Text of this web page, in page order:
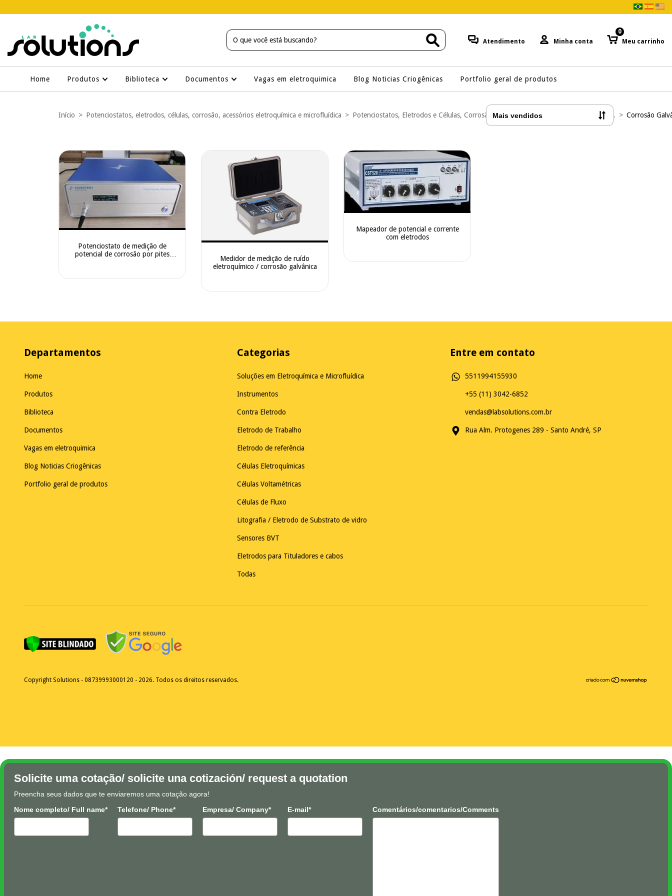
Atendimento Minha conta Meu carrinho
0
Home Produtos Biblioteca Documentos Vagas em eletroquimica Blog Noticias Criogênicas Portfolio geral de produtos
Início > Potenciostatos, eletrodos, células, corrosão, acessórios eletroquímica e microfluídica > Potenciostatos, Eletrodos e Células, Corrosão e Microfluídica > Corrosão H2S, CO2... > Corrosão
Potenciostato de medição de
potencial de corrosão por pites
Medidor de medição de ruído
eletroquímico / corrosão galvânica
Mapeador de potencial e corrente
com eletrodos
Departamentos
Home
Produtos
Biblioteca
Documentos
Vagas em eletroquimica
Blog Noticias Criogênicas
Portfolio geral de produtos
Categorias
Soluções em Eletroquímica e Microfluídica
Instrumentos
Contra Eletrodo
Eletrodo de Trabalho
Eletrodo de referência
Células Eletroquímicas
Células Voltamétricas
Células de Fluxo
Litografia / Eletrodo de Substrato de vidro
Sensores BVT
Eletrodos para Tituladores e cabos
Todas
Entre em contato
5511994155930
+55 (11) 3042-6852
vendas@labsolutions.com.br
Rua Alm. Protogenes 289 - Santo André, SP
Copyright Solutions - 08739993000120 - 2026. Todos os direitos reservados.
Solicite uma cotação/ solicite una cotización/ request a quotation
Preencha seus dados que te enviaremos uma cotação agora!
Nome completo/ Full name*
Telefone/ Phone* Empresa/ Company* E-mail* Comentários/comentarios/Comments